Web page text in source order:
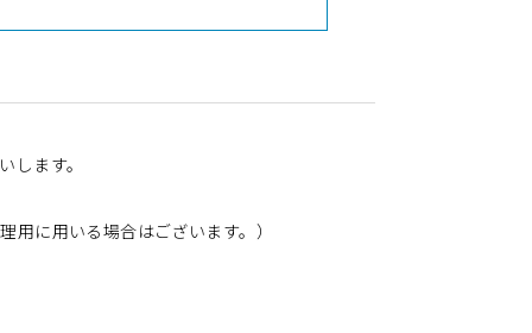
ます。
に用いる場合はございます。）